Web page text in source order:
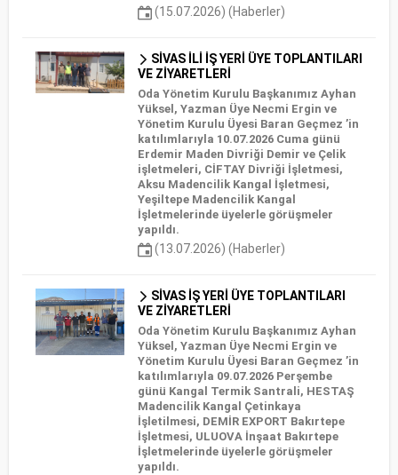
(15.07.2026) (Haberler)
SİVAS İLİ İŞ YERİ ÜYE TOPLANTILARI
VE ZİYARETLERİ
Oda Yönetim Kurulu Başkanımız Ayhan
Yüksel, Yazman Üye Necmi Ergin ve
Yönetim Kurulu Üyesi Baran Geçmez ’in
katılımlarıyla 10.07.2026 Cuma günü
Erdemir Maden Divriği Demir ve Çelik
işletmeleri, CİFTAY Divriği İşletmesi,
Aksu Madencilik Kangal İşletmesi,
Yeşiltepe Madencilik Kangal
İşletmelerinde üyelerle görüşmeler
yapıldı.
(13.07.2026) (Haberler)
SİVAS İŞ YERİ ÜYE TOPLANTILARI
VE ZİYARETLERİ
Oda Yönetim Kurulu Başkanımız Ayhan
Yüksel, Yazman Üye Necmi Ergin ve
Yönetim Kurulu Üyesi Baran Geçmez ’in
katılımlarıyla 09.07.2026 Perşembe
günü Kangal Termik Santrali, HESTAŞ
Madencilik Kangal Çetinkaya
İşletilmesi, DEMİR EXPORT Bakırtepe
İşletmesi, ULUOVA İnşaat Bakırtepe
İşletmelerinde üyelerle görüşmeler
yapıldı.